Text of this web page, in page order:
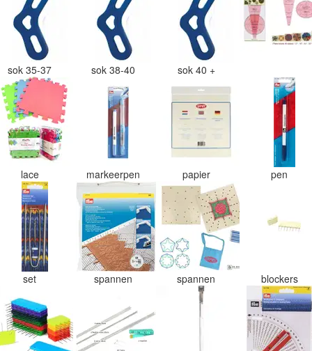
sok 35-37 sok 38-40 sok 40 +
lace markeerpen papier pen
set spannen spannen blockers